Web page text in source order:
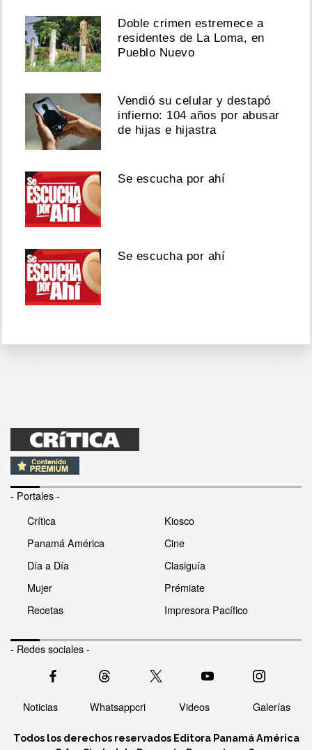
Doble crimen estremece a
residentes de La Loma, en
Pueblo Nuevo
Vendió su celular y destapó
infierno: 104 años por abusar
de hijas e hijastra
Se escucha por ahí
Se escucha por ahí
- Portales -
Crítica
Panamá América
Día a Día
Mujer
Recetas
Kiosco
Cine
Clasiguía
Prémiate
Impresora Pacífico
- Redes sociales -
Noticias Whatsappcri Videos Galerías
Todos los derechos reservados Editora Panamá América